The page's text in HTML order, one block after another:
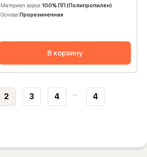
Материал ворса:100% ПП (Полипропилен)
Основа:Прорезиненная
В корзину
2 3 4 ... 4